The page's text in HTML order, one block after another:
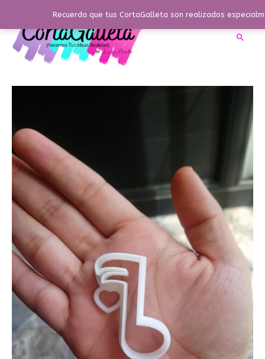
Recuerda que tus CortaGalleta son realizados
contenido
Nota